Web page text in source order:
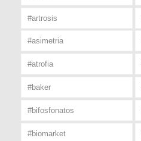
#artrosis
#asimetria
#atrofia
#baker
#bifosfonatos
#biomarket